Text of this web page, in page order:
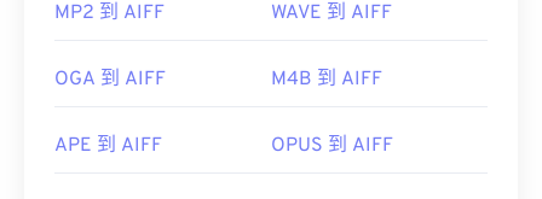
MP2 到 AIFF WAVE 到 AIFF
OGA 到 AIFF M4B 到 AIFF
APE 到 AIFF OPUS 到 AIFF